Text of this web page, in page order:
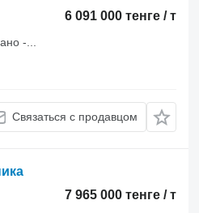
6 091 000 тенге / т
-...
Связаться с продавцом
7 965 000 тенге / т